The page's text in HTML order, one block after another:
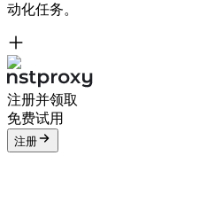
动化任务。
注册并领取
免费试用
注册